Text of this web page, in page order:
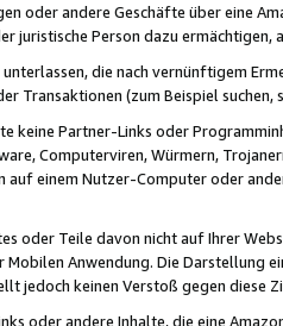
oder andere Geschäfte über eine
juristische Person dazu
die nach vernünftigem
Transaktionen (zum Beispiel
keine Partner-Links oder
Computerviren, Würmern,
auf einem Nutzer-Computer oder
oder Teile davon nicht auf Ihrer
Mobilen Anwendung. Die Darstellung
jedoch keinen Verstoß gegen diese
oder andere Inhalte, die eine